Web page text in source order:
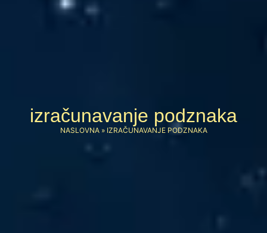
izračunavanje podznaka
NASLOVNA» IZRAČUNAVANJE PODZNAKA